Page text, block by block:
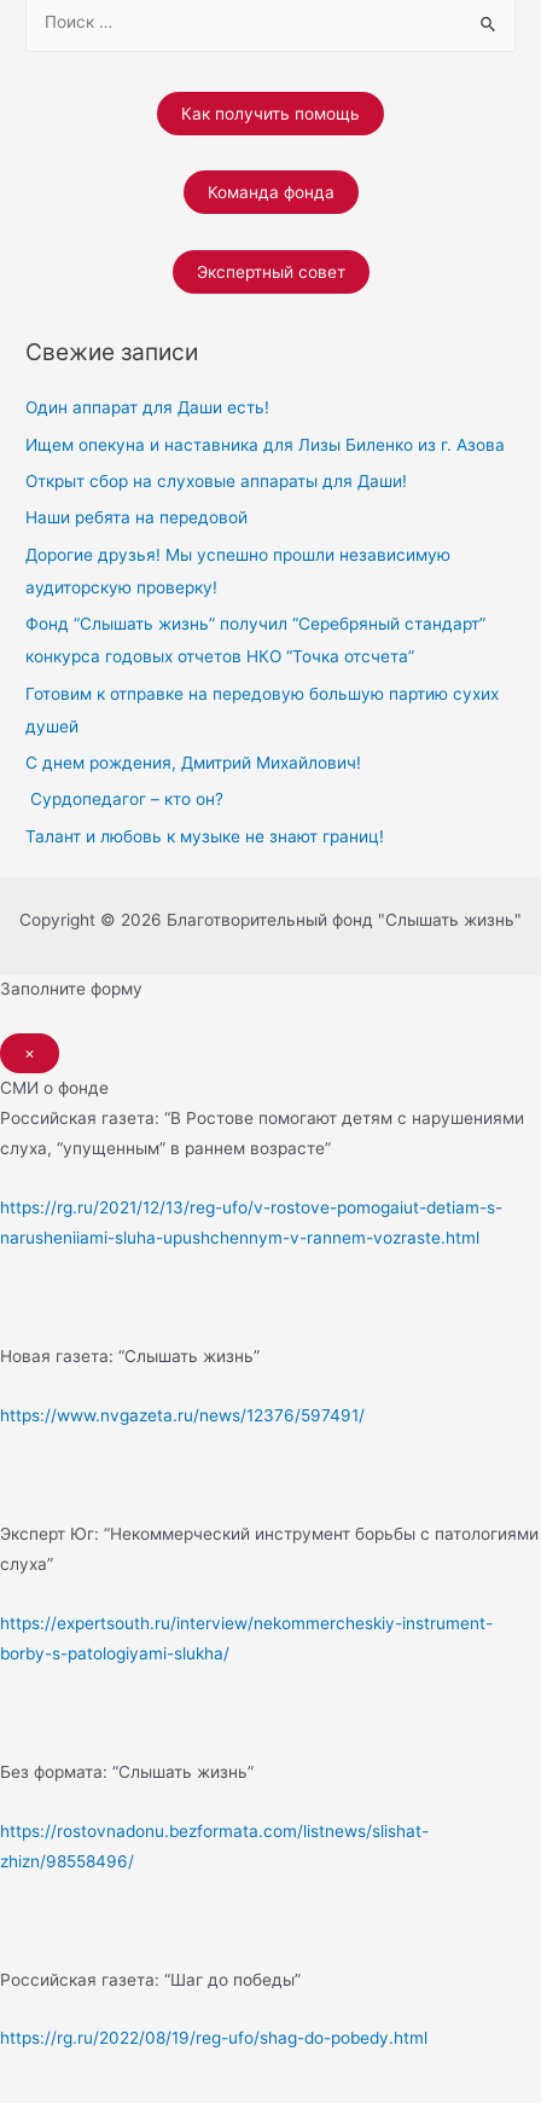
Как получить помощь
Команда фонда
Экспертный совет
Свежие записи
Один аппарат для Даши есть!
Ищем опекуна и наставника для Лизы Биленко из г. Азова
Открыт сбор на слуховые аппараты для Даши!
Наши ребята на передовой
Дорогие друзья! Мы успешно прошли независимую
аудиторскую проверку!
Фонд “Слышать жизнь” получил “Серебряный стандарт”
конкурса годовых отчетов НКО “Точка отсчета”
Готовим к отправке на передовую большую партию сухих
душей
С днем рождения, Дмитрий Михайлович!
Сурдопедагог – кто он?
Талант и любовь к музыке не знают границ!
Copyright © 2026 Благотворительный фонд "Слышать жизнь"
Заполните форму
×
СМИ о фонде
Российская газета: “В Ростове помогают детям с нарушениями
слуха, “упущенным” в раннем возрасте”
https://rg.ru/2021/12/13/reg-ufo/v-rostove-pomogaiut-detiam-s-
narusheniiami-sluha-upushchennym-v-rannem-vozraste.html
Новая газета: “Слышать жизнь”
https://www.nvgazeta.ru/news/12376/597491/
Эксперт Юг: “Некоммерческий инструмент борьбы с патологиями
слуха”
https://expertsouth.ru/interview/nekommercheskiy-instrument-
borby-s-patologiyami-slukha/
Без формата: “Слышать жизнь”
https://rostovnadonu.bezformata.com/listnews/slishat-
zhizn/98558496/
Российская газета: “Шаг до победы”
https://rg.ru/2022/08/19/reg-ufo/shag-do-pobedy.html